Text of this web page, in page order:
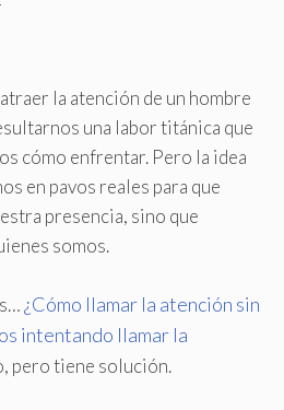
la atención de un hombre
una labor titánica que
cómo enfrentar. Pero la idea
en pavos reales para que
presencia, sino que
somos.
¿Cómo llamar la atención sin
intentando llamar la
pero tiene solución.